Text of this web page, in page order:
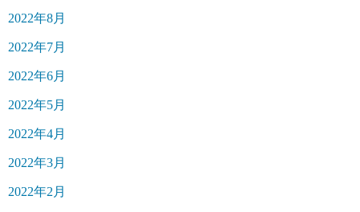
2022年8月
2022年7月
2022年6月
2022年5月
2022年4月
2022年3月
2022年2月